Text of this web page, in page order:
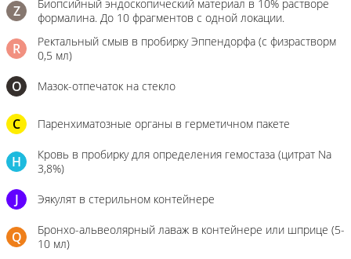
Z
Биопсийный эндоскопический материал в 10% растворе
формалина. До 10 фрагментов с одной локации.
R
Ректальный смыв в пробирку Эппендорфа (с физрастворм
0,5 мл)
О Мазок-отпечаток на стекло
C Паренхиматозные органы в герметичном пакете
H
Кровь в пробирку для определения гемостаза (цитрат Na
3,8%)
J Эякулят в стерильном контейнере
Q
Бронхо-альвеолярный лаваж в контейнере или шприце (5-
10 мл)